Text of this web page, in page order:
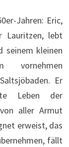
Jahren: Eric,
Lauritzen, lebt
seinem kleinen
Er
Leben der
aller Armut
erweist, das
fällt